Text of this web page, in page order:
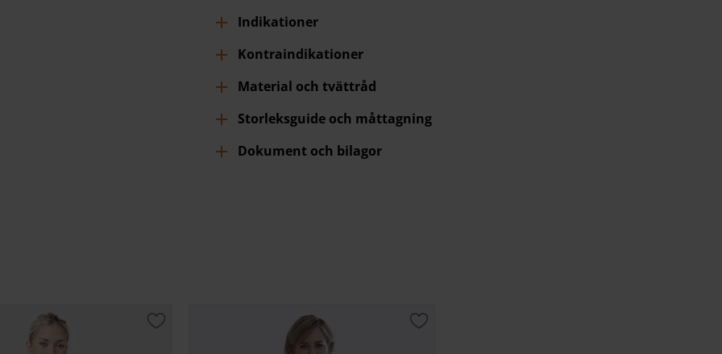
Indikationer
Kontraindikationer
Material och tvättråd
Storleksguide och måttagning
Dokument och bilagor
Lägg till i favoriter Lägg till i favoriter